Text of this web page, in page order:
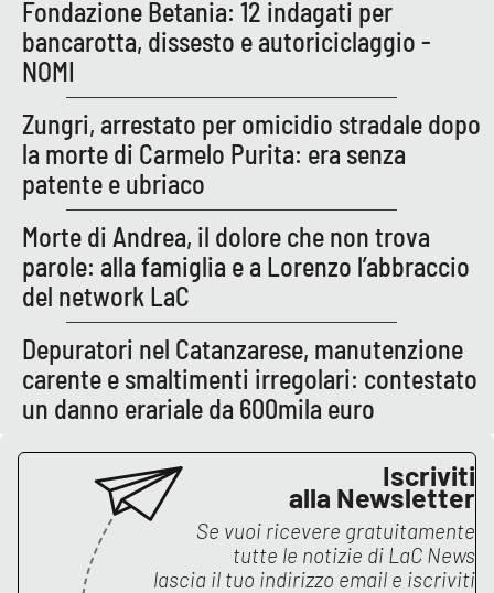
Storie
LAC
NETWORK
Lacplay.it
Lactv.it
Laconair.it
Lacitymag.it
Lacapitalenews.it
Cosenzachannel.it
Ilvibonese.it
Fondazione Betania: 12 indagati per
bancarotta, dissesto e autoriciclaggio -
NOMI
Zungri, arrestato per omicidio stradale dopo
la morte di Carmelo Purita: era senza
patente e ubriaco
Morte di Andrea, il dolore che non trova
parole: alla famiglia e a Lorenzo l’abbraccio
del network LaC
Depuratori nel Catanzarese, manutenzione
carente e smaltimenti irregolari: contestato
un danno erariale da 600mila euro
Iscriviti
alla Newsletter
Se vuoi ricevere gratuitamente
tutte le notizie di LaC News
lascia il tuo indirizzo email e iscriviti